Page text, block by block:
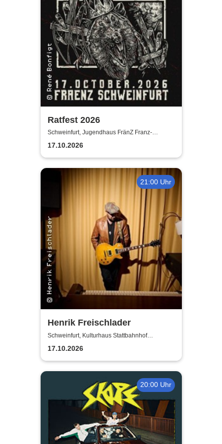
Ratfest 2026
Schweinfurt, Jugendhaus FränZ Franz-
Schubert-Straße
17.10.2026
21:00 Uhr
Henrik Freischlader
Schweinfurt, Kulturhaus Stattbahnhof
Schweinfurt
17.10.2026
20:00 Uhr